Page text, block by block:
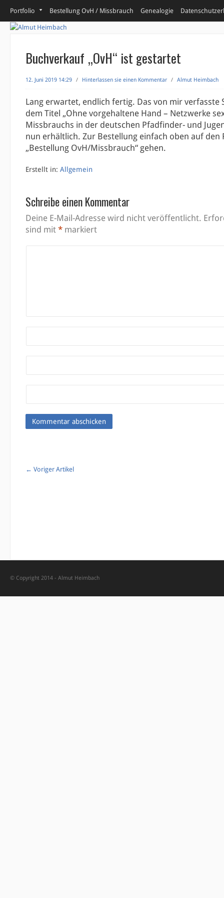
Portfolio Bestellung OvH / Missbrauch Genealogie
Buchverkauf „OvH“ ist gestartet
12. Juni 2019 14:29 / Hinterlassen sie einen Kommentar / Almut Heimbach
Lang erwartet, endlich fertig. Das von mir verfasste
dem Titel „Ohne vorgehaltene Hand – Netzwerke
Missbrauchs in der deutschen Pfadfinder- und
nun erhältlich. Zur Bestellung einfach oben auf den
„Bestellung OvH/Missbrauch“ gehen.
Erstellt in: Allgemein
Schreibe einen Kommentar
Deine E-Mail-Adresse wird nicht veröffentlicht.
sind mit * markiert
← Voriger Artikel
© Copyright 2014 - Almut Heimbach